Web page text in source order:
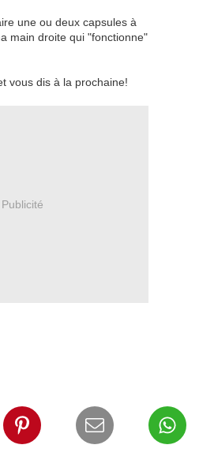
une ou deux capsules à
main droite qui "fonctionne"
vous dis à la prochaine!
Publicité